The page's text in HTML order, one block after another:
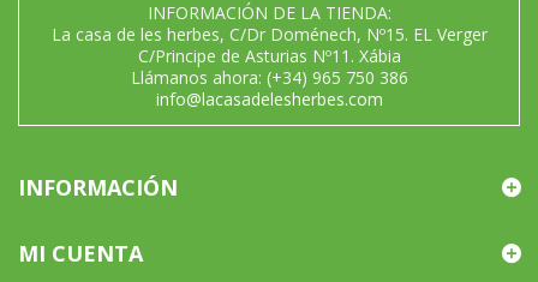
INFORMACIÓN DE LA TIENDA:
La casa de les herbes, C/Dr Doménech, Nº15. EL Verger
C/Principe de Asturias Nº11. Xábia
Llámanos ahora: (+34) 965 750 386
info@lacasadelesherbes.com
INFORMACIÓN
MI CUENTA